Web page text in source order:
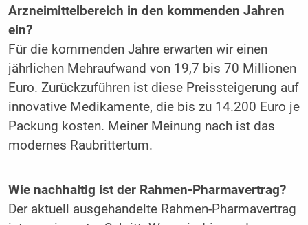
Arzneimittelbereich in den kommenden Jahren
ein?
Für die kommenden Jahre erwarten wir einen
jährlichen Mehraufwand von 19,7 bis 70 Millionen
Euro. Zurückzuführen ist diese Preissteigerung auf
innovative Medikamente, die bis zu 14.200 Euro je
Packung kosten. Meiner Meinung nach ist das
modernes Raubrittertum.
Wie nachhaltig ist der Rahmen-Pharmavertrag?
Der aktuell ausgehandelte Rahmen-Pharmavertrag